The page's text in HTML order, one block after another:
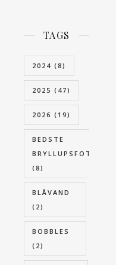
TAGS
2024 (8)
2025 (47)
2026 (19)
BEDSTE
BRYLLUPSFOTOGRAF
(8)
BLÅVAND
(2)
BOBBLES
(2)